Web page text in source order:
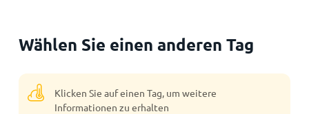
Wählen Sie einen anderen Tag
Klicken Sie auf einen Tag, um weitere
Informationen zu erhalten